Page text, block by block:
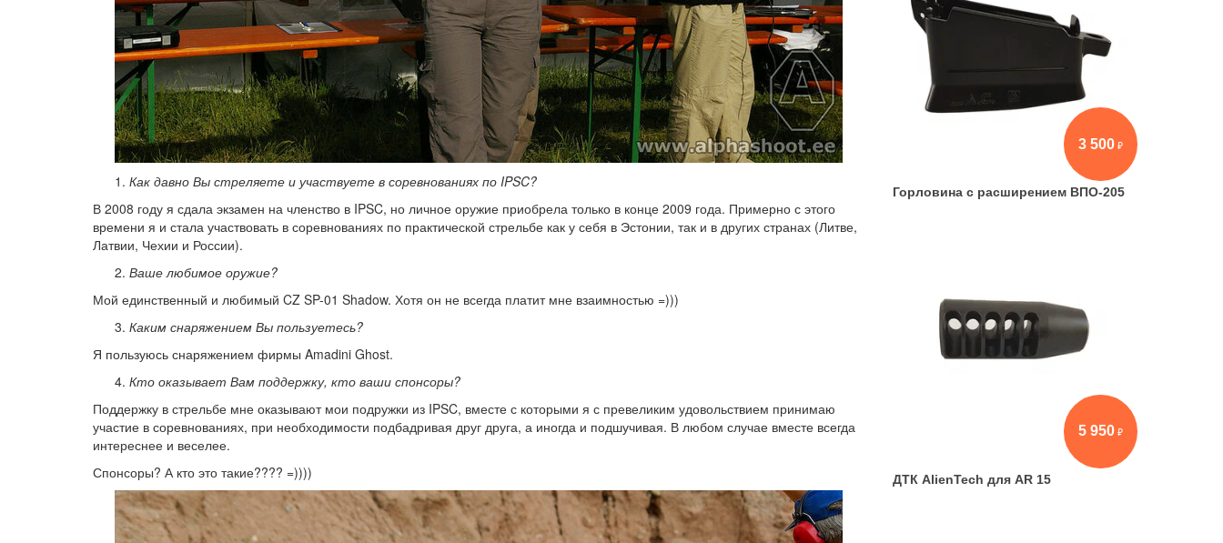
Как давно Вы стреляете и участвуете в соревнованиях по IPSC?
В 2008 году я сдала экзамен на членство в IPSC, но личное оружие приобрела только в конце 2009 года. Примерно с этого
времени я и стала участвовать в соревнованиях по практической стрельбе как у себя в Эстонии, так и в других странах (Литве,
Латвии, Чехии и России).
Ваше любимое оружие?
Мой единственный и любимый CZ SP-01 Shadow. Хотя он не всегда платит мне взаимностью =)))
Каким снаряжением Вы пользуетесь?
Я пользуюсь снаряжением фирмы Amadini Ghost.
Кто оказывает Вам поддержку, кто ваши спонсоры?
Поддержку в стрельбе мне оказывают мои подружки из IPSC, вместе с которыми я с превеликим удовольствием принимаю
участие в соревнованиях, при необходимости подбадривая друг друга, а иногда и подшучивая. В любом случае вместе всегда
интереснее и веселее.
Спонсоры? А кто это такие???? =))))
3 500
Горловина с расширением ВПО-205
5 950
ДТК AlienTech для AR 15